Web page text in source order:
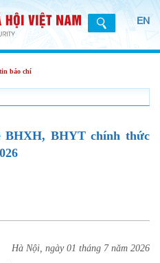
EN
báo chí
BHXH, BHYT chính thức
Hà Nội, ngày 01 tháng 7 năm 2026